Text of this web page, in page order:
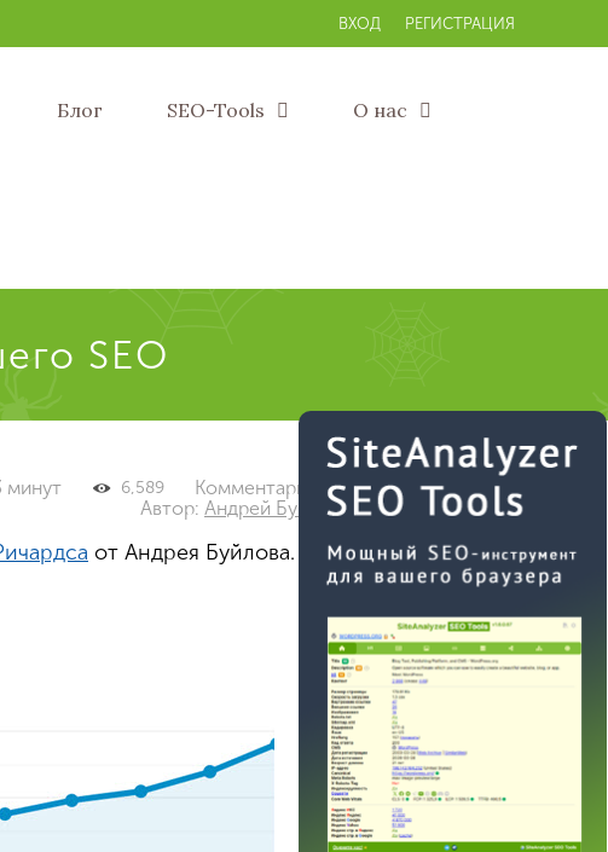
ВХОД РЕГИСТРАЦИЯ
Блог SEO-Tools О нас
SEO
Комментарии: 0
6,589
минут
Автор: Андрей Буйлов
от Андрея Буйлова.